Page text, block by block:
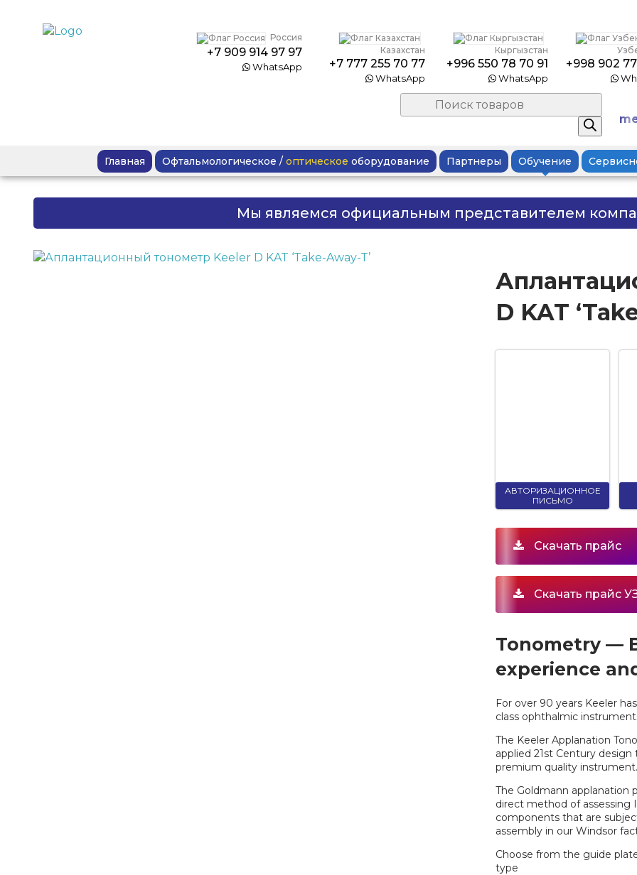
Россия
+7 909 914 97 97
WhatsApp
Казахстан
+7 777 255 70 77
WhatsApp
Кыргызстан
+996 550 78 70 91
WhatsApp
+998 902
Поиск
товаров
Главная Офтальмологическое / оптическое оборудование Партнеры Обучение
Мы являемся официальным представителем
D KAT
АВТОРИЗАЦИОННОЕ
ПИСЬМО
Скачать прайс
Скачать прайс
Tonometry —
experience
For over 90 years Keeler
class ophthalmic
The Keeler Applanation
applied 21st Century
premium quality instrument.
The Goldmann applanation
direct method of assessing
components that are
assembly in our Windsor
Choose from the guide
type